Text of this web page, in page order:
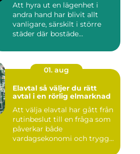
Att hyra ut en lägenhet i
andra hand har blivit allt
vanligare, särskilt i större
städer där bostäde...
01. aug
Elavtal så väljer du rätt
avtal i en rörlig elmarknad
Att välja elavtal har gått från
rutinbeslut till en fråga som
påverkar både
vardagsekonomi och trygg...